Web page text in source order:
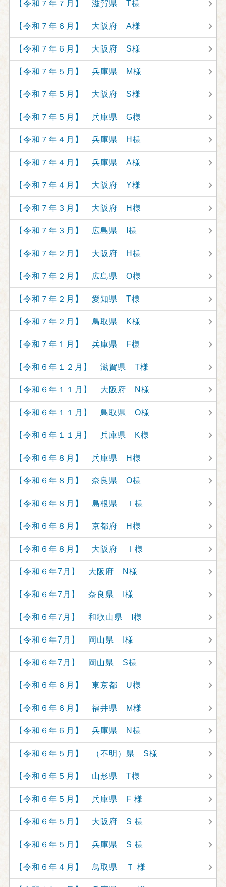
【令和７年７月】 滋賀県 T様
【令和７年６月】 大阪府 A様
【令和７年６月】 大阪府 S様
【令和７年５月】 兵庫県 M様
【令和７年５月】 大阪府 S様
【令和７年５月】 兵庫県 G様
【令和７年４月】 兵庫県 H様
【令和７年４月】 兵庫県 A様
【令和７年４月】 大阪府 Y様
【令和７年３月】 大阪府 H様
【令和７年３月】 広島県 I様
【令和７年２月】 大阪府 H様
【令和７年２月】 広島県 O様
【令和７年２月】 愛知県 T様
【令和７年２月】 鳥取県 K様
【令和７年１月】 兵庫県 F様
【令和６年１２月】 滋賀県 T様
【令和６年１１月】 大阪府 N様
【令和６年１１月】 鳥取県 O様
【令和６年１１月】 兵庫県 K様
【令和６年８月】 兵庫県 H様
【令和６年８月】 奈良県 O様
【令和６年８月】 島根県 Ｉ様
【令和６年８月】 京都府 H様
【令和６年８月】 大阪府 Ｉ様
【令和６年7月】 大阪府 N様
【令和６年7月】 奈良県 I様
【令和６年7月】 和歌山県 I様
【令和６年7月】 岡山県 I様
【令和６年7月】 岡山県 S様
【令和６年６月】 東京都 U様
【令和６年６月】 福井県 M様
【令和６年６月】 兵庫県 N様
【令和６年５月】 （不明）県 S様
【令和６年５月】 山形県 T様
【令和６年５月】 兵庫県 F 様
【令和６年５月】 大阪府 S 様
【令和６年５月】 兵庫県 S 様
【令和６年４月】 鳥取県 Ｔ 様